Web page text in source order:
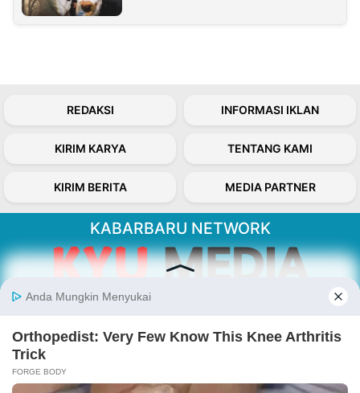
REDAKSI INFORMASI IKLAN
KIRIM KARYA TENTANG KAMI
KIRIM BERITA MEDIA PARTNER
KABARBARU NETWORK